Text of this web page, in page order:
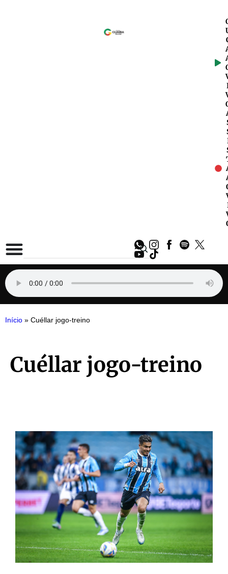
Início » Cuéllar jogo-treino
Cuéllar jogo-treino